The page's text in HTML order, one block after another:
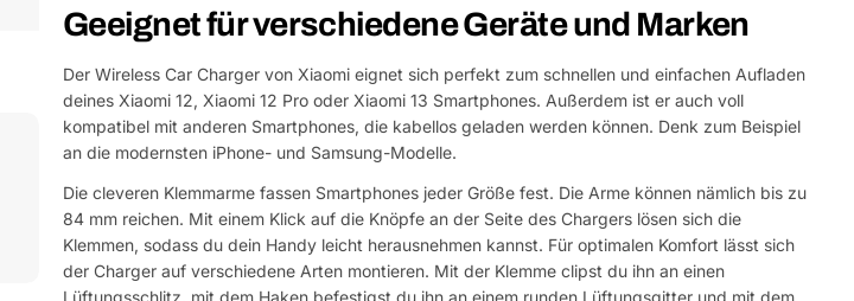
Geeignet für verschiedene Geräte und Marken
Der Wireless Car Charger von Xiaomi eignet sich perfekt zum schnellen und einfachen Aufladen
deines Xiaomi 12, Xiaomi 12 Pro oder Xiaomi 13 Smartphones. Außerdem ist er auch voll
kompatibel mit anderen Smartphones, die kabellos geladen werden können. Denk zum Beispiel
an die modernsten iPhone- und Samsung-Modelle.
Die cleveren Klemmarme fassen Smartphones jeder Größe fest. Die Arme können nämlich bis zu
84 mm reichen. Mit einem Klick auf die Knöpfe an der Seite des Chargers lösen sich die
Klemmen, sodass du dein Handy leicht herausnehmen kannst. Für optimalen Komfort lässt sich
der Charger auf verschiedene Arten montieren. Mit der Klemme clipst du ihn an einen
Lüftungsschlitz, mit dem Haken befestigst du ihn an einem runden Lüftungsgitter und mit dem